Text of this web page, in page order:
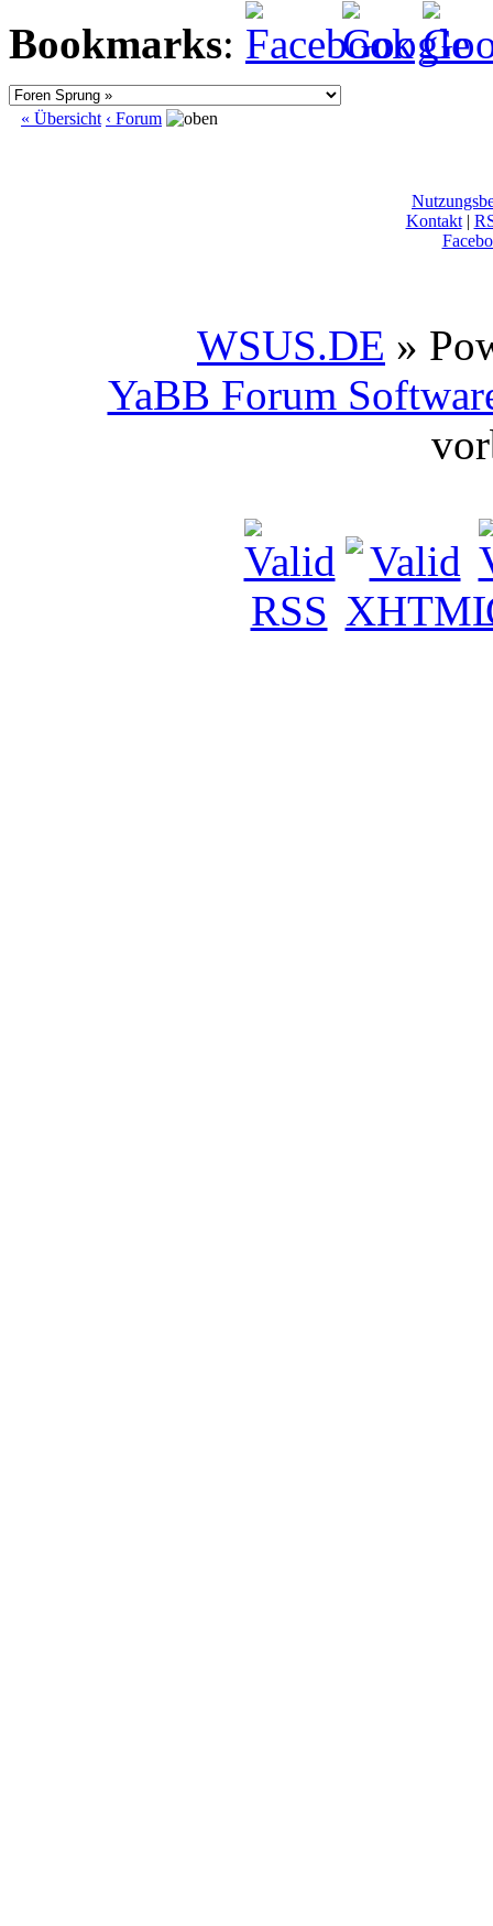
Bookmarks:
« Übersicht ‹ Forum
Kontakt|
WSUS.DE »
YaBB Forum